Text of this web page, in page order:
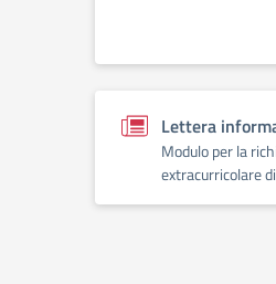
Lettera
Modulo per la
extracurricolare